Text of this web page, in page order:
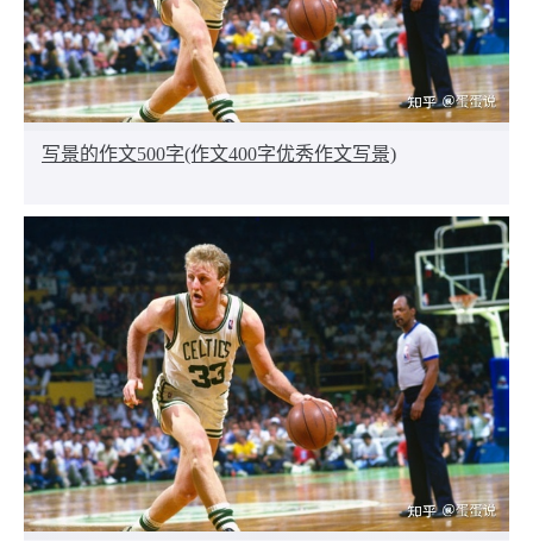
写景的作文500字(作文400字优秀作文写景)